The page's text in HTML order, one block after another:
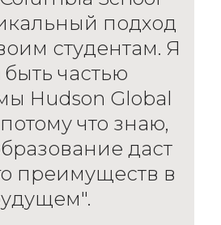
подход
студентам. Я
быть частью
Hudson Global
что знаю,
даст
преимуществ в